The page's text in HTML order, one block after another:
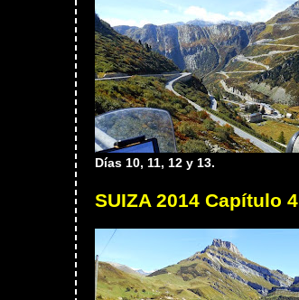
Días 10, 11, 12 y 13.
SUIZA 2014 Capítulo 4